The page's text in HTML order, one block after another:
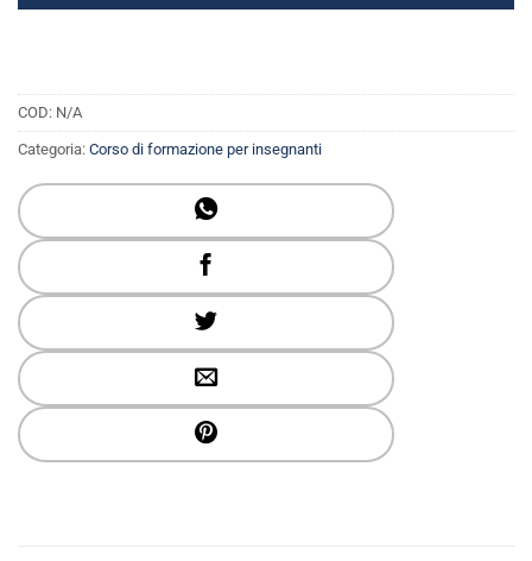
COD: N/A
Categoria: Corso di formazione per insegnanti